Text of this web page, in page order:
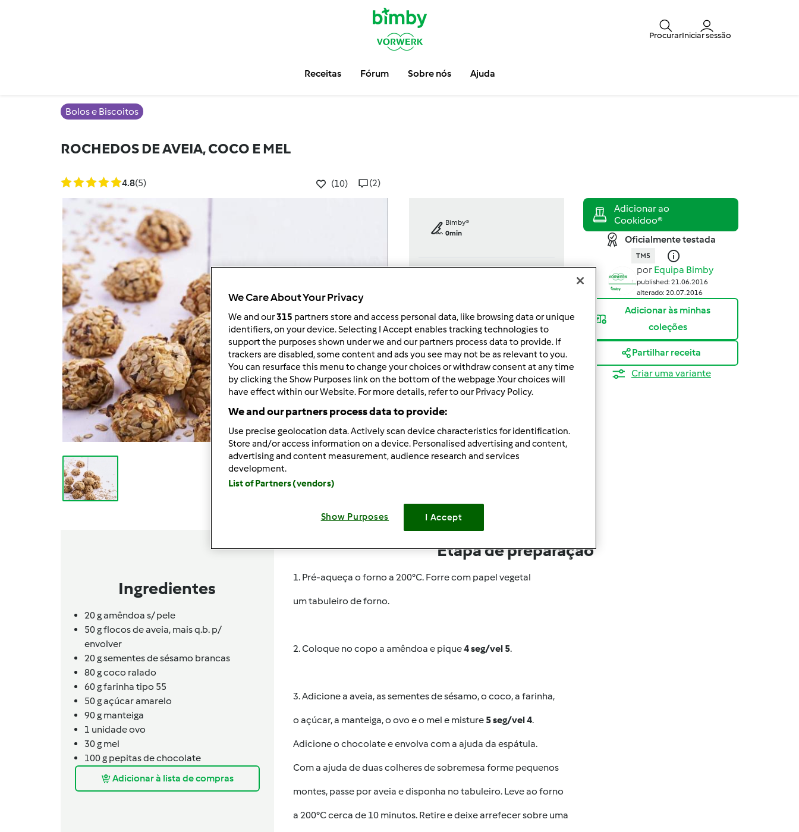
ProcurarIniciar sessão
Receitas Fórum Sobre nós Ajuda
Bolos e Biscoitos
ROCHEDOS DE AVEIA, COCO E MEL
4.8(5) (10) (2)
Bimby®
0min
dose/s
20unidade/s
Fácil
Oficialmente testada
TM5
por Equipa Bimby
published: 21.06.2016
alterado: 20.07.2016
Adicionar às minhas
coleções
Partilhar receita
Criar uma variante
Ingredientes
20gamêndoa s/ pele
50gflocos de aveia, mais q.b. p/
envolver
20gsementes de sésamo brancas
80gcoco ralado
60gfarinha tipo 55
50gaçúcar amarelo
90g manteiga
1 unidadeovo
30g mel
100g pepitas de chocolate
Adicionar à lista de compras
Etapa de preparação
1. Pré-aqueça o forno a 200°C. Forre com papel vegetal
um tabuleiro de forno.
2. Coloque no copo a amêndoa e pique4 seg/vel 5.
3. Adicione a aveia, as sementes de sésamo, o coco, a farinha,
o açúcar, a manteiga, o ovo e o mel e misture 5 seg/vel 4.
Adicione o chocolate e envolva com a ajuda da espátula.
Com a ajuda de duas colheres de sobremesa forme pequenos
montes, passe por aveia e disponha no tabuleiro. Leve ao forno
a 200°C cerca de 10 minutos. Retire e deixe arrefecer sobre uma
We Care About Your Privacy
We and our315 partners store and access personal data, like browsing data or unique
identifiers, on your device. Selecting I Accept enables tracking technologies to
support the purposes shown under we and our partners process data to provide. If
trackers are disabled, some content and ads you see may not be as relevant to you.
You can resurface this menu to change your choices or withdraw consent at any time
by clicking the Show Purposes link on the bottom of the webpage .Your choices will
have effect within our Website. For more details, refer to our Privacy Policy.
We and our partners process data to provide:
Use precise geolocation data. Actively scan device characteristics for identification.
Store and/or access information on a device. Personalised advertising and content,
advertising and content measurement, audience research and services
development.
List of Partners (vendors)
Show Purposes I Accept